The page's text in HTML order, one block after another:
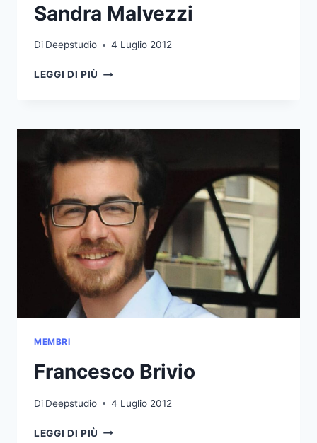
Sandra Malvezzi
Di Deepstudio 4 Luglio 2012
LEGGI DI PIÙ SANDRA
MEMBRI
Francesco Brivio
Di Deepstudio 4 Luglio 2012
LEGGI DI PIÙ FRANCESCO